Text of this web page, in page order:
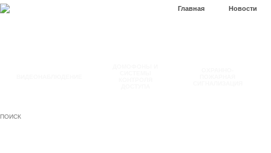
Главная Новости
ПОИСК